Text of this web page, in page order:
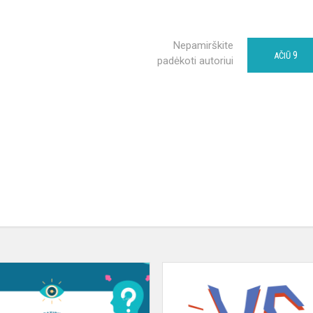
Nepamirškite
padėkoti autoriui
AČIŪ 9
Žygimanto
progimnazijos